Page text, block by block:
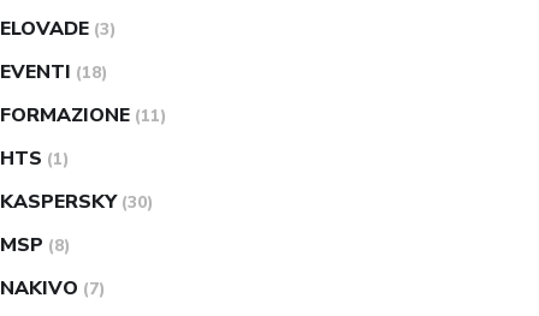
ELOVADE (3)
EVENTI (18)
FORMAZIONE (11)
HTS (1)
KASPERSKY (30)
MSP (8)
NAKIVO (7)